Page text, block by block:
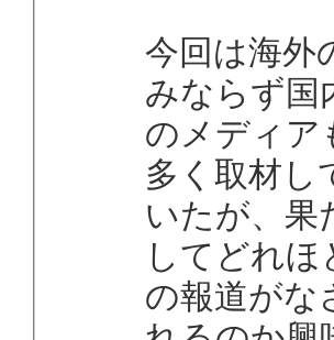
今回は海外
みならず国
のメディア
多く取材し
いたが、果
してどれほ
の報道がな